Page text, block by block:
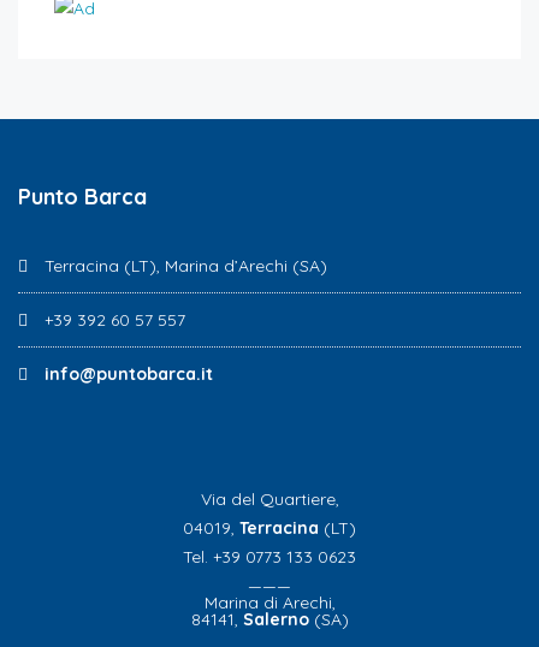
Punto Barca
Terracina (LT), Marina d’Arechi (SA)
+39 392 60 57 557
info@puntobarca.it
Via del Quartiere,
04019, Terracina (LT)
Tel. +39 0773 133 0623
———
Marina di Arechi,
84141, Salerno(SA)